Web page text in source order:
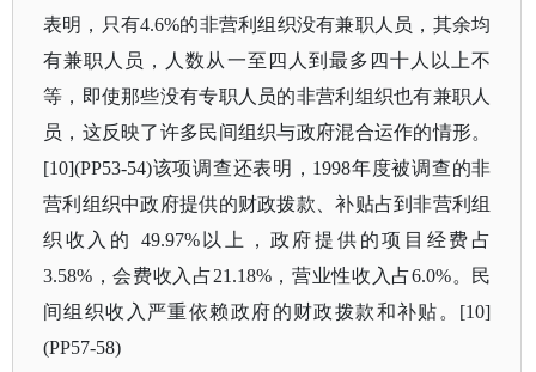
表明，只有4.6%的非营利组织没有兼职人员，其余均
有兼职人员，人数从一至四人到最多四十人以上不
等，即使那些没有专职人员的非营利组织也有兼职人
员，这反映了许多民间组织与政府混合运作的情形。
[10](PP53-54)该项调查还表明，1998年度被调查的非
营利组织中政府提供的财政拨款、补贴占到非营利组
织收入的 49.97%以上，政府提供的项目经费占
3.58%，会费收入占21.18%，营业性收入占6.0%。民
间组织收入严重依赖政府的财政拨款和补贴。[10]
(PP57-58)